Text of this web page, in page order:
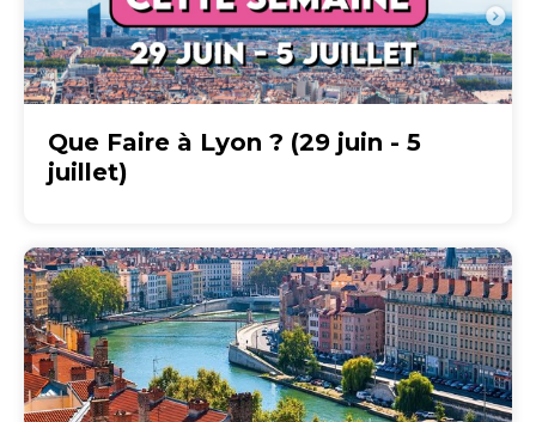
Que Faire à Lyon ? (29 juin - 5
juillet)